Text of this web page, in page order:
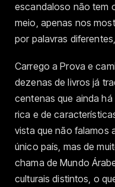
escandaloso não tem
meio, apenas nos
por palavras
Carrego a Prova e
dezenas de livros já
centenas que ainda
rica e de
vista que não falamos
único país, mas de
chama de Mundo
culturais distintos, o